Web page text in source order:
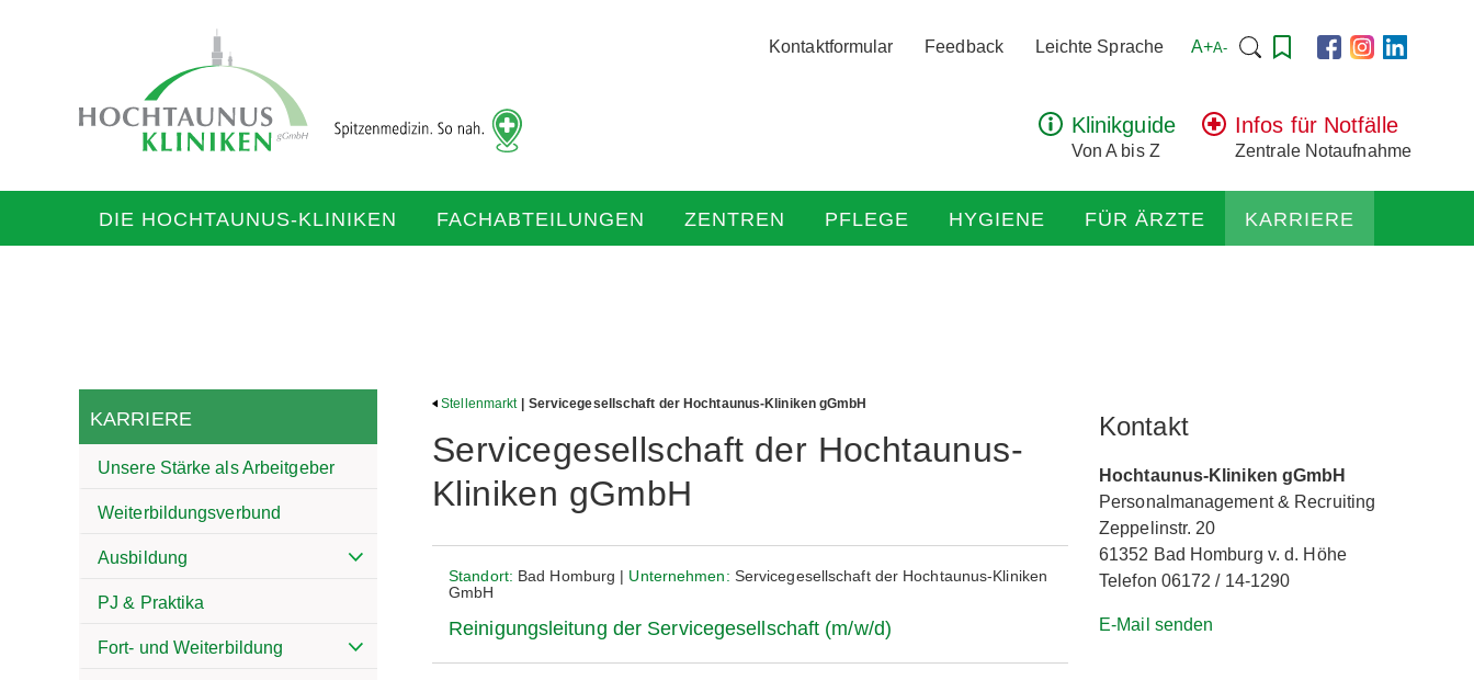
zur
Startseite
Kontaktformular Feedback Leichte Sprache A+A- Suchen
Klinikguide
Von A bis Z
Infos für Notfälle
Zentrale Notaufnahme
DIE HOCHTAUNUS-KLINIKEN FACHABTEILUNGEN ZENTREN PFLEGE HYGIENE FÜR ÄRZTE KARRIERE
KARRIERE
Unsere Stärke als Arbeitgeber
Weiterbildungsverbund
Ausbildung
PJ & Praktika
Fort- und Weiterbildung
Stellenmarkt | Servicegesellschaft der Hochtaunus-Kliniken gGmbH
Servicegesellschaft der Hochtaunus-
Kliniken gGmbH
Standort: Bad Homburg | Unternehmen: Servicegesellschaft der Hochtaunus-Kliniken
GmbH
Reinigungsleitung der Servicegesellschaft (m/w/d)
Kontakt
Hochtaunus-Kliniken gGmbH
Personalmanagement & Recruiting
Zeppelinstr. 20
61352 Bad Homburg v. d. Höhe
Telefon 06172 / 14-1290
E-Mail senden